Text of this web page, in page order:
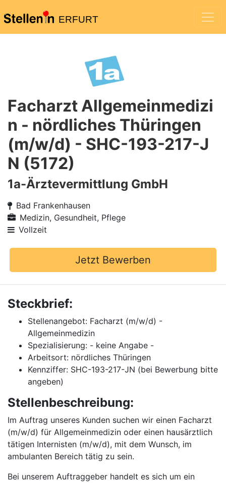
ERFURT
Facharzt Allgemeinmedizi
n - nördliches Thüringen
(m/w/d) - SHC-193-217-J
N (5172)
1a-Ärztevermittlung GmbH
Bad Frankenhausen
Medizin, Gesundheit, Pflege
Vollzeit
Jetzt Bewerben
Steckbrief:
Stellenangebot: Facharzt (m/w/d) -
Allgemeinmedizin
Spezialisierung: - keine Angabe -
Arbeitsort: nördliches Thüringen
Kennziffer: SHC-193-217-JN (bei Bewerbung bitte
angeben)
Stellenbeschreibung:
Im Auftrag unseres Kunden suchen wir einen Facharzt
(m/w/d) für Allgemeinmedizin oder einen hausärztlich
tätigen Internisten (m/w/d), mit dem Wunsch, im
ambulanten Bereich tätig zu sein.
Bei unserem Auftraggeber handelt es sich um ein